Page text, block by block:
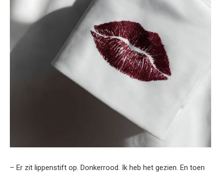
– Er zit lippenstift op. Donkerrood. Ik heb het gezien. En toen